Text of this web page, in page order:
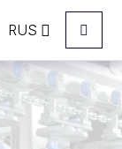
RUS Menu